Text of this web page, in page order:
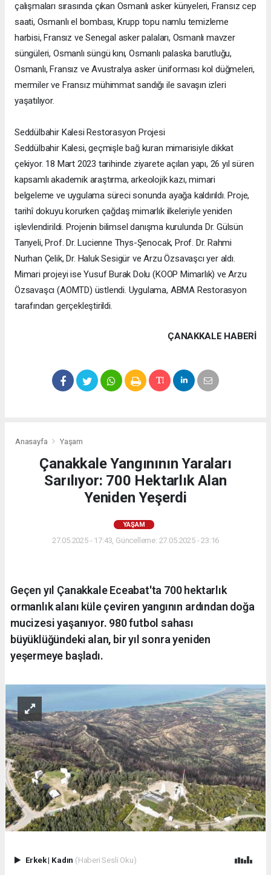
çalışmaları sırasında çıkan Osmanlı asker künyeleri, Fransız cep
saati, Osmanlı el bombası, Krupp topu namlu temizleme
harbisi, Fransız ve Senegal asker palaları, Osmanlı mavzer
süngüleri, Osmanlı süngü kını, Osmanlı palaska barutluğu,
Osmanlı, Fransız ve Avustralya asker üniforması kol düğmeleri,
mermiler ve Fransız mühimmat sandığı ile savaşın izleri
yaşatılıyor.
Seddülbahir Kalesi Restorasyon Projesi
Seddülbahir Kalesi, geçmişle bağ kuran mimarisiyle dikkat
çekiyor. 18 Mart 2023 tarihinde ziyarete açılan yapı, 26 yıl süren
kapsamlı akademik araştırma, arkeolojik kazı, mimari
belgeleme ve uygulama süreci sonunda ayağa kaldırıldı. Proje,
tarihî dokuyu korurken çağdaş mimarlık ilkeleriyle yeniden
işlevlendirildi. Projenin bilimsel danışma kurulunda Dr. Gülsün
Tanyeli, Prof. Dr. Lucienne Thys-Şenocak, Prof. Dr. Rahmi
Nurhan Çelik, Dr. Haluk Sesigür ve Arzu Özsavaşcı yer aldı.
Mimari projeyi ise Yusuf Burak Dolu (KOOP Mimarlık) ve Arzu
Özsavaşcı (AOMTD) üstlendi. Uygulama, ABMA Restorasyon
tarafından gerçekleştirildi.
ÇANAKKALE HABERİ
Anasayfa Yaşam
Çanakkale Yangınının Yaraları
Sarılıyor: 700 Hektarlık Alan
Yeniden Yeşerdi
YAŞAM
27.05.2025 - 17:43, Güncelleme: 27.05.2025 - 23:16
Geçen yıl Çanakkale Eceabat'ta 700 hektarlık
ormanlık alanı küle çeviren yangının ardından doğa
mucizesi yaşanıyor. 980 futbol sahası
büyüklüğündeki alan, bir yıl sonra yeniden
yeşermeye başladı.
Erkek| Kadın (Haberi Sesli Oku)